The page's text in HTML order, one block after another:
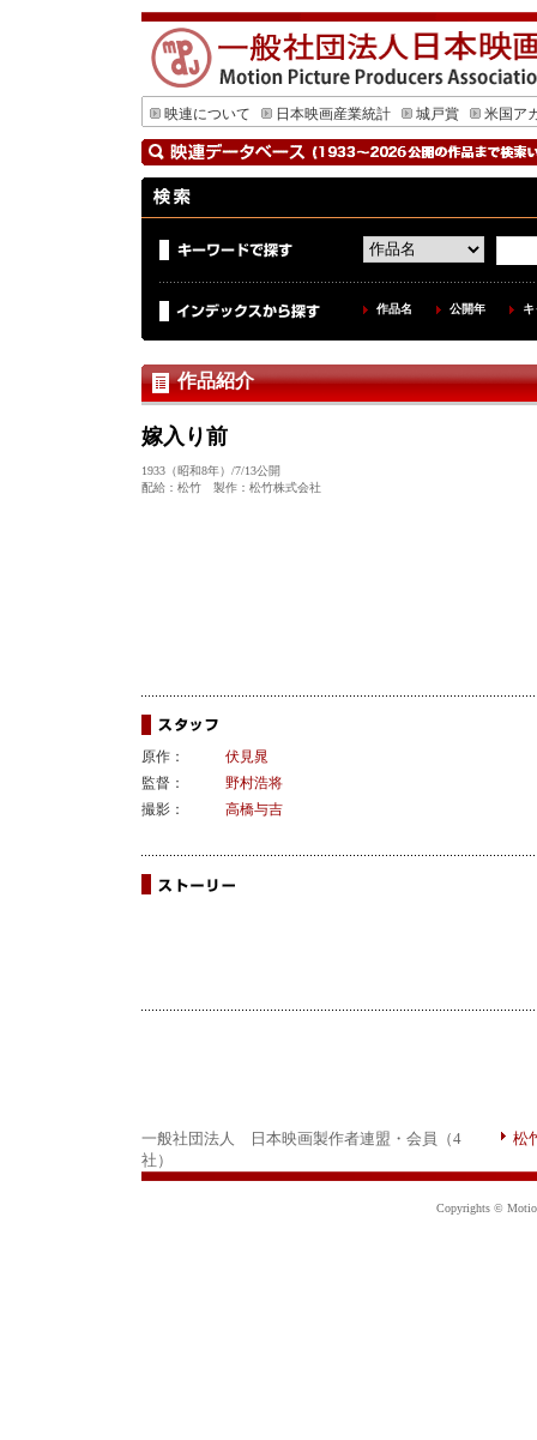
映連について 日本映画産業統計 城戸賞 米国ア
作品名 公開年
作品紹介
嫁入り前
1933（昭和8年）/7/13公開
配給：松竹 製作：松竹株式会社
原作：
伏見晁
監督：
野村浩将
撮影：
高橋与吉
一般社団法人 日本映画製作者連盟・会員（4
社）
松
Copyrights ©